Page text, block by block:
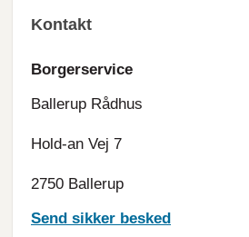
Kontakt
Borgerservice
Ballerup Rådhus
Hold-an Vej 7
2750 Ballerup
Send sikker besked